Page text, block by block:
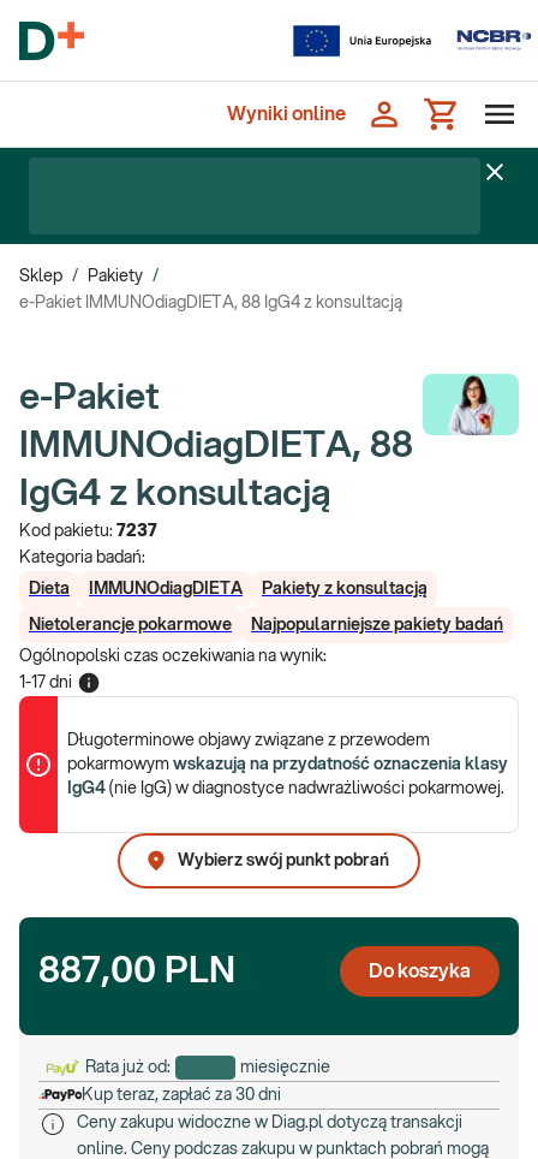
Wyniki online
Sklep / Pakiety /
e-Pakiet IMMUNOdiagDIETA, 88 IgG4 z konsultacją
e-Pakiet
IMMUNOdiagDIETA, 88
IgG4 z konsultacją
Kod pakietu: 7237
Kategoria badań:
Dieta
IMMUNOdiagDIETA Pakiety z konsultacją
Nietolerancje pokarmowe
Najpopularniejsze pakiety badań
Ogólnopolski czas oczekiwania na wynik:
1-17 dni
Długoterminowe objawy związane z przewodem
pokarmowym wskazują na przydatność oznaczenia klasy
IgG4 (nie IgG) w diagnostyce nadwrażliwości pokarmowej.
Wybierz swój punkt pobrań
887,00 PLN Do koszyka
Rata już od:
miesięcznie
Kup teraz, zapłać za 30 dni
Ceny zakupu widoczne w Diag.pl dotyczą transakcji
online. Ceny podczas zakupu w punktach pobrań mogą